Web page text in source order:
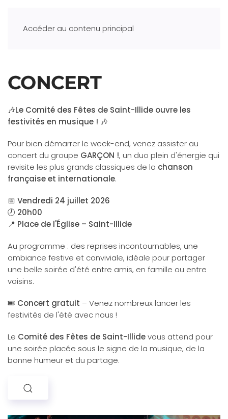
Accéder au contenu principal
CONCERT
🎶Le Comité des Fêtes de Saint-Illide ouvre les
festivités en musique ! 🎶
Pour bien démarrer le week-end, venez assister au
concert du groupe GARÇON !, un duo plein d'énergie qui
revisite les plus grands classiques de la chanson
française et internationale.
📅 Vendredi 24 juillet 2026
🕗 20h00
📍 Place de l'Église – Saint-Illide
Au programme : des reprises incontournables, une
ambiance festive et conviviale, idéale pour partager
une belle soirée d'été entre amis, en famille ou entre
voisins.
🎟️ Concert gratuit – Venez nombreux lancer les
festivités de l'été avec nous !
Le Comité des Fêtes de Saint-Illidevous attend pour
une soirée placée sous le signe de la musique, de la
bonne humeur et du partage.